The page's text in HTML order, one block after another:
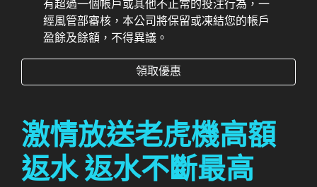
有超過一個帳戶或其他不正常的投注行為，一
經風管部審核，本公司將保留或凍結您的帳戶
盈餘及餘額，不得異議。
領取優惠
激情放送老虎機高額
返水 返水不斷最高